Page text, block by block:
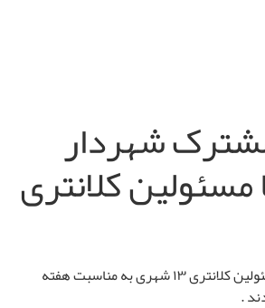
شهردار
۱ با مسئولین کلانتری
شهردار منطقه یک با مسئولین کلانتری ۱۳ شهری به مناسبت هفته
.